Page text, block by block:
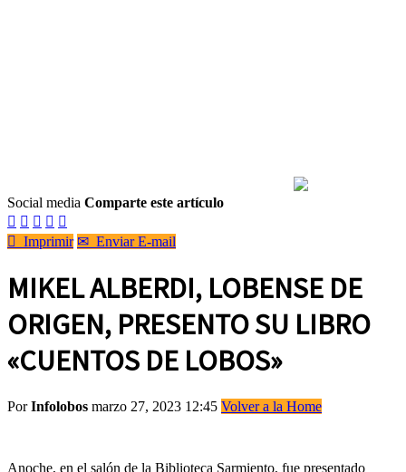
Social media Comparte este artículo
    
 Imprimir ✉ Enviar E-mail
MIKEL ALBERDI, LOBENSE DE
ORIGEN, PRESENTO SU LIBRO
«CUENTOS DE LOBOS»
PorInfolobos marzo 27, 2023 12:45 Volver a la Home
Anoche, en el salón de la Biblioteca Sarmiento, fue presentado